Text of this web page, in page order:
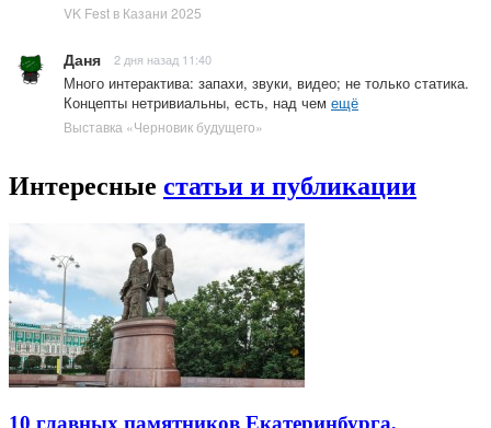
VK Fest в Казани 2025
Даня 2 дня назад 11:40
Много интерактива: запахи, звуки, видео; не только статика.
Концепты нетривиальны, есть, над чем ещё
Выставка «Черновик будущего»
Интересные статьи и публикации